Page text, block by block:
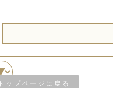
トップページに戻る